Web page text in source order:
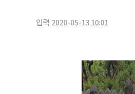
입력 2020-05-13 10:01